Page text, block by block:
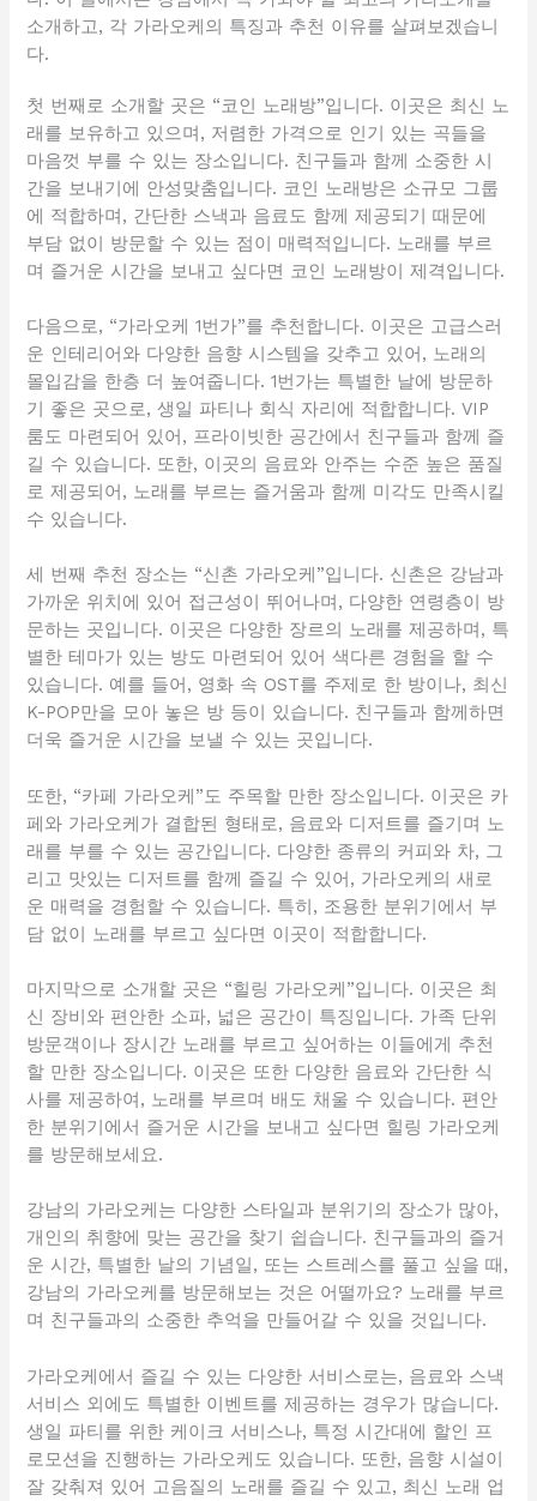
소개하고, 각 가라오케의 특징과 추천 이유를 살펴보겠습니
다.
첫 번째로 소개할 곳은 “코인 노래방”입니다. 이곳은 최신 노
래를 보유하고 있으며, 저렴한 가격으로 인기 있는 곡들을
마음껏 부를 수 있는 장소입니다. 친구들과 함께 소중한 시
간을 보내기에 안성맞춤입니다. 코인 노래방은 소규모 그룹
에 적합하며, 간단한 스낵과 음료도 함께 제공되기 때문에
부담 없이 방문할 수 있는 점이 매력적입니다. 노래를 부르
며 즐거운 시간을 보내고 싶다면 코인 노래방이 제격입니다.
다음으로, “가라오케 1번가”를 추천합니다. 이곳은 고급스러
운 인테리어와 다양한 음향 시스템을 갖추고 있어, 노래의
몰입감을 한층 더 높여줍니다. 1번가는 특별한 날에 방문하
기 좋은 곳으로, 생일 파티나 회식 자리에 적합합니다. VIP
룸도 마련되어 있어, 프라이빗한 공간에서 친구들과 함께 즐
길 수 있습니다. 또한, 이곳의 음료와 안주는 수준 높은 품질
로 제공되어, 노래를 부르는 즐거움과 함께 미각도 만족시킬
수 있습니다.
세 번째 추천 장소는 “신촌 가라오케”입니다. 신촌은 강남과
가까운 위치에 있어 접근성이 뛰어나며, 다양한 연령층이 방
문하는 곳입니다. 이곳은 다양한 장르의 노래를 제공하며, 특
별한 테마가 있는 방도 마련되어 있어 색다른 경험을 할 수
있습니다. 예를 들어, 영화 속 OST를 주제로 한 방이나, 최신
K-POP만을 모아 놓은 방 등이 있습니다. 친구들과 함께하면
더욱 즐거운 시간을 보낼 수 있는 곳입니다.
또한, “카페 가라오케”도 주목할 만한 장소입니다. 이곳은 카
페와 가라오케가 결합된 형태로, 음료와 디저트를 즐기며 노
래를 부를 수 있는 공간입니다. 다양한 종류의 커피와 차, 그
리고 맛있는 디저트를 함께 즐길 수 있어, 가라오케의 새로
운 매력을 경험할 수 있습니다. 특히, 조용한 분위기에서 부
담 없이 노래를 부르고 싶다면 이곳이 적합합니다.
마지막으로 소개할 곳은 “힐링 가라오케”입니다. 이곳은 최
신 장비와 편안한 소파, 넓은 공간이 특징입니다. 가족 단위
방문객이나 장시간 노래를 부르고 싶어하는 이들에게 추천
할 만한 장소입니다. 이곳은 또한 다양한 음료와 간단한 식
사를 제공하여, 노래를 부르며 배도 채울 수 있습니다. 편안
한 분위기에서 즐거운 시간을 보내고 싶다면 힐링 가라오케
를 방문해보세요.
강남의 가라오케는 다양한 스타일과 분위기의 장소가 많아,
개인의 취향에 맞는 공간을 찾기 쉽습니다. 친구들과의 즐거
운 시간, 특별한 날의 기념일, 또는 스트레스를 풀고 싶을 때,
강남의 가라오케를 방문해보는 것은 어떨까요? 노래를 부르
며 친구들과의 소중한 추억을 만들어갈 수 있을 것입니다.
가라오케에서 즐길 수 있는 다양한 서비스로는, 음료와 스낵
서비스 외에도 특별한 이벤트를 제공하는 경우가 많습니다.
생일 파티를 위한 케이크 서비스나, 특정 시간대에 할인 프
로모션을 진행하는 가라오케도 있습니다. 또한, 음향 시설이
잘 갖춰져 있어 고음질의 노래를 즐길 수 있고, 최신 노래 업